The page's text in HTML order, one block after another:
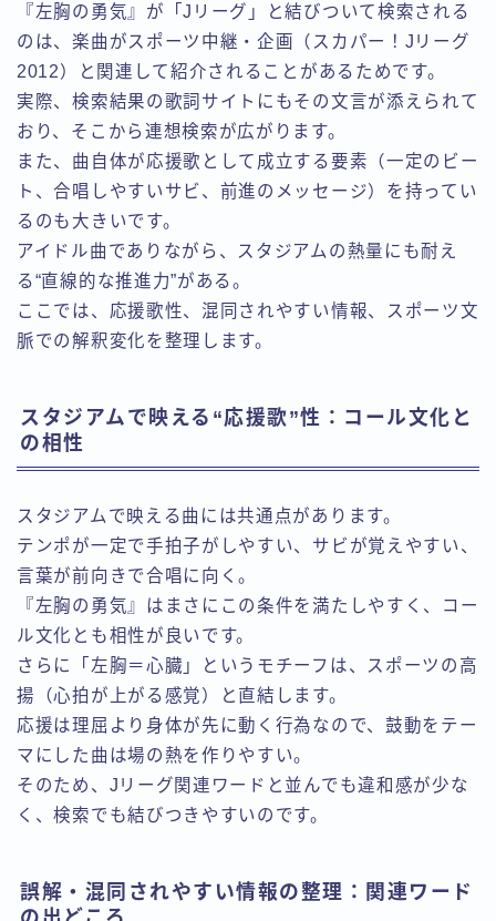
『左胸の勇気』が「Jリーグ」と結びついて検索される
のは、楽曲がスポーツ中継・企画（スカパー！Jリーグ
2012）と関連して紹介されることがあるためです。
実際、検索結果の歌詞サイトにもその文言が添えられて
おり、そこから連想検索が広がります。
また、曲自体が応援歌として成立する要素（一定のビー
ト、合唱しやすいサビ、前進のメッセージ）を持ってい
るのも大きいです。
アイドル曲でありながら、スタジアムの熱量にも耐え
る“直線的な推進力”がある。
ここでは、応援歌性、混同されやすい情報、スポーツ文
脈での解釈変化を整理します。
スタジアムで映える“応援歌”性：コール文化と
の相性
スタジアムで映える曲には共通点があります。
テンポが一定で手拍子がしやすい、サビが覚えやすい、
言葉が前向きで合唱に向く。
『左胸の勇気』はまさにこの条件を満たしやすく、コー
ル文化とも相性が良いです。
さらに「左胸＝心臓」というモチーフは、スポーツの高
揚（心拍が上がる感覚）と直結します。
応援は理屈より身体が先に動く行為なので、鼓動をテー
マにした曲は場の熱を作りやすい。
そのため、Jリーグ関連ワードと並んでも違和感が少な
く、検索でも結びつきやすいのです。
誤解・混同されやすい情報の整理：関連ワード